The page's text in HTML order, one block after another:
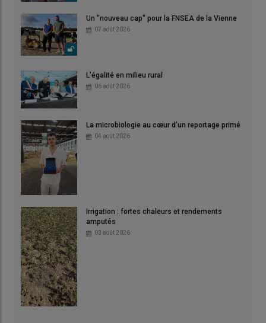
Un "nouveau cap" pour la FNSEA de la Vienne
07 août 2026
L'égalité en milieu rural
06 août 2026
La microbiologie au cœur d'un reportage primé
04 août 2026
Irrigation : fortes chaleurs et rendements
amputés
03 août 2026